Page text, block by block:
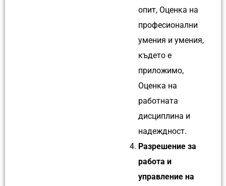
опит, Оценка на
професионални
умения и умения,
където е
приложимо,
Оценка на
работната
дисциплина и
надеждност.
Разрешение за
работа и
управление на